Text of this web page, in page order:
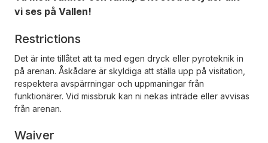
vi ses på Vallen!
Restrictions
Det är inte tillåtet att ta med egen dryck eller pyroteknik in
på arenan. Åskådare är skyldiga att ställa upp på visitation,
respektera avspärrningar och uppmaningar från
funktionärer. Vid missbruk kan ni nekas inträde eller avvisas
från arenan.
Waiver